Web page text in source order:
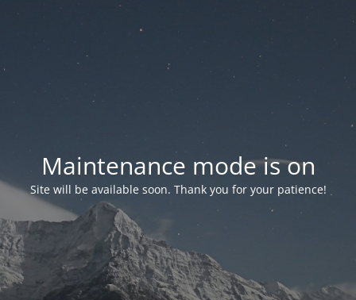
Maintenance mode is on
Site will be available soon. Thank you for your patience!